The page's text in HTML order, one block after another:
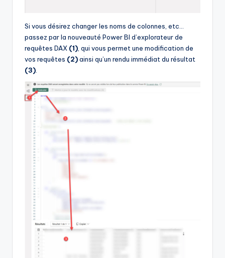
Si vous désirez changer les noms de colonnes, etc…
passez par la nouveauté Power BI d’explorateur de
requêtes DAX (1) , qui vous permet une modification de
vos requêtes (2)ainsi qu’un rendu immédiat du résultat
(3)